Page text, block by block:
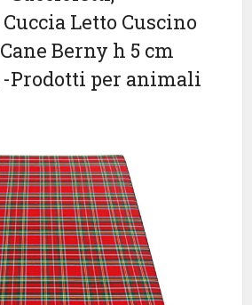
Letto Cuscino
Berny h 5 cm
-Prodotti per animali